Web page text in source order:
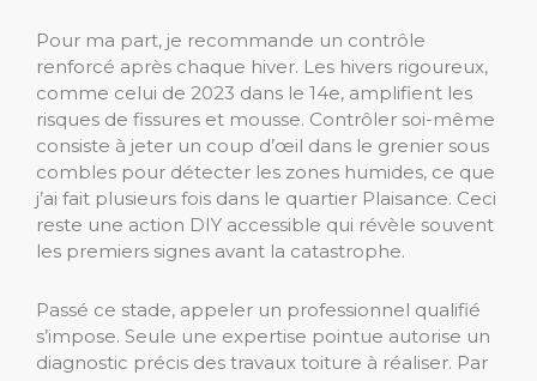
Pour ma part, je recommande un contrôle
renforcé après chaque hiver. Les hivers rigoureux,
comme celui de 2023 dans le 14e, amplifient les
risques de fissures et mousse. Contrôler soi-même
consiste à jeter un coup d’œil dans le grenier sous
combles pour détecter les zones humides, ce que
j’ai fait plusieurs fois dans le quartier Plaisance. Ceci
reste une action DIY accessible qui révèle souvent
les premiers signes avant la catastrophe.
Passé ce stade, appeler un professionnel qualifié
s’impose. Seule une expertise pointue autorise un
diagnostic précis des travaux toiture à réaliser. Par